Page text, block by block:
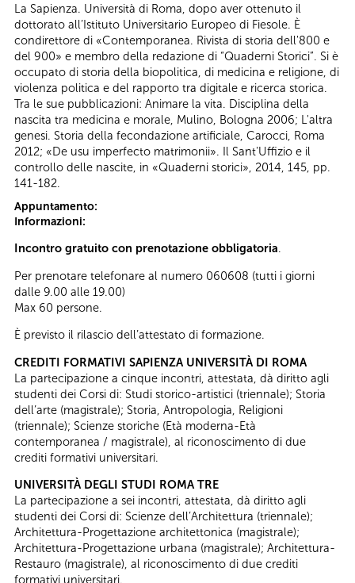
La Sapienza. Università di Roma, dopo aver ottenuto il
dottorato all’Istituto Universitario Europeo di Fiesole. È
condirettore di «Contemporanea. Rivista di storia dell'800 e
del 900» e membro della redazione di “Quaderni Storici”. Si è
occupato di storia della biopolitica, di medicina e religione, di
violenza politica e del rapporto tra digitale e ricerca storica.
Tra le sue pubblicazioni: Animare la vita. Disciplina della
nascita tra medicina e morale, Mulino, Bologna 2006; L'altra
genesi. Storia della fecondazione artificiale, Carocci, Roma
2012; «De usu imperfecto matrimonii». Il Sant'Uffizio e il
controllo delle nascite, in «Quaderni storici», 2014, 145, pp.
141-182.
Appuntamento:
Informazioni:
Incontro gratuito con prenotazione obbligatoria.
Per prenotare telefonare al numero 060608 (tutti i giorni
dalle 9.00 alle 19.00)
Max 60 persone.
È previsto il rilascio dell’attestato di formazione.
CREDITI FORMATIVI SAPIENZA UNIVERSITÀ DI ROMA
La partecipazione a cinque incontri, attestata, dà diritto agli
studenti dei Corsi di: Studi storico-artistici (triennale); Storia
dell’arte (magistrale); Storia, Antropologia, Religioni
(triennale); Scienze storiche (Età moderna-Età
contemporanea / magistrale), al riconoscimento di due
crediti formativi universitari.
UNIVERSITÀ DEGLI STUDI ROMA TRE
La partecipazione a sei incontri, attestata, dà diritto agli
studenti dei Corsi di: Scienze dell’Architettura (triennale);
Architettura-Progettazione architettonica (magistrale);
Architettura-Progettazione urbana (magistrale); Architettura-
Restauro (magistrale), al riconoscimento di due crediti
formativi universitari.